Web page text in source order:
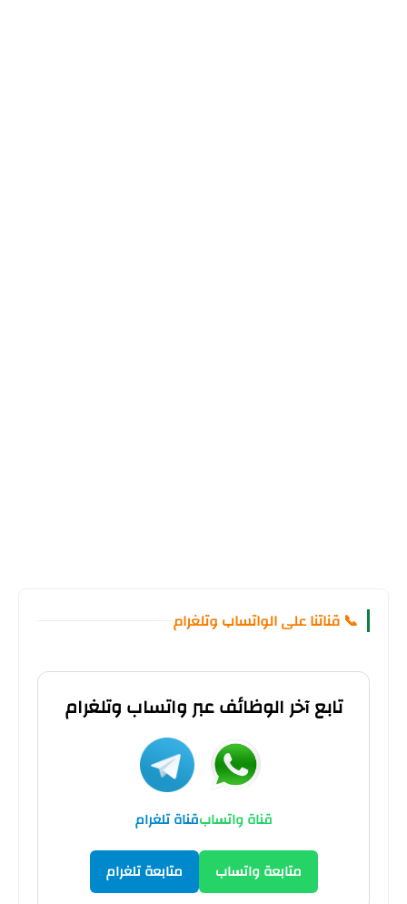
📞 قناتنا على الواتساب وتلغرام
تابع آخر الوظائف عبر واتساب وتلغرام
قناة واتسابقناة تلغرام
متابعة واتساب متابعة تلغرام